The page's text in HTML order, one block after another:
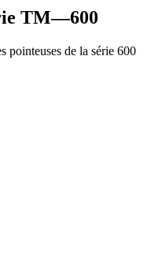
TM—600
pointeuses de la série 600